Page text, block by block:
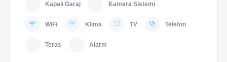
Kapalı Garaj Kamera Sistemi
WiFi Klima TV Telefon
Teras Alarm